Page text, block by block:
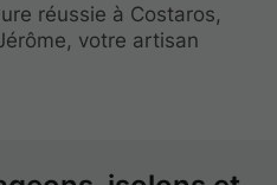
réussie à Costaros,
votre artisan